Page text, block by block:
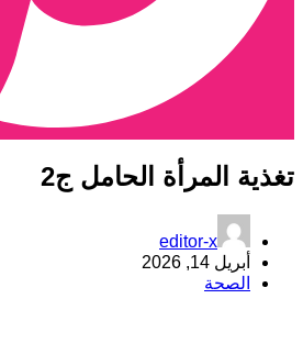
المرأة الحامل ج2
editor-x
أبريل 14, 2026
الصحة